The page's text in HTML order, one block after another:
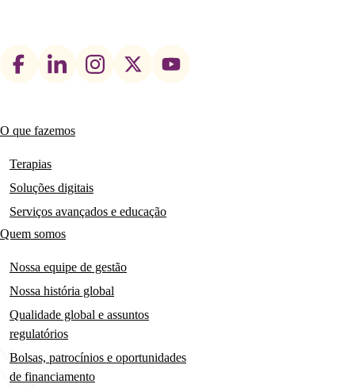
Footer
Main
navigation
O que fazemos
Terapias
Soluções digitais
Serviços avançados e educação
Quem somos
Nossa equipe de gestão
Nossa história global
Qualidade global e assuntos
regulatórios
Bolsas, patrocínios e oportunidades
de financiamento